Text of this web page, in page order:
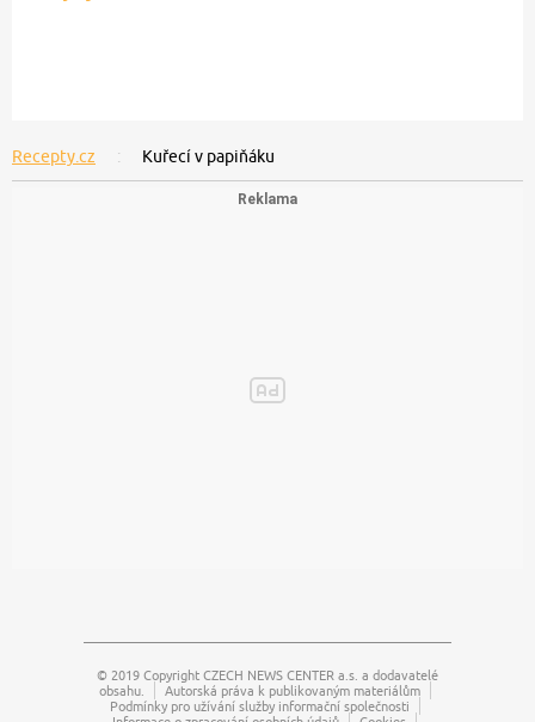
Recepty.cz Kuřecí v papiňáku
© 2019 Copyright CZECH NEWS CENTER a.s. a dodavatelé
obsahu.
Autorská práva k publikovaným materiálům
Podmínky pro užívání služby informační společnosti